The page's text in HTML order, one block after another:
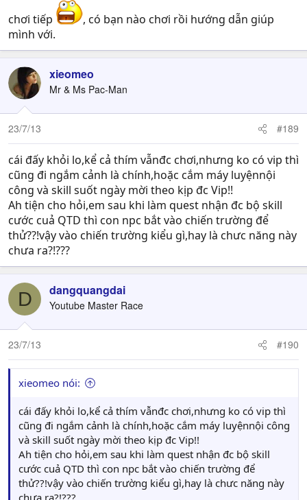
chơi tiếp
, có bạn nào chơi rồi hướng dẫn giúp
mình với.
xieomeo
Mr & Ms Pac-Man
23/7/13 #189
cái đấy khỏi lo,kể cả thím vẫnđc chơi,nhưng ko có vip thì
cũng đi ngắm cảnh là chính,hoặc cắm máy luyệnnội
công và skill suốt ngày mời theo kịp đc Vip!!
Ah tiện cho hỏi,em sau khi làm quest nhận đc bộ skill
cước cuả QTD thì con npc bắt vào chiến trường để
thử??!vậy vào chiến trường kiểu gì,hay là chưc năng này
chưa ra?!???
D dangquangdai
Youtube Master Race
23/7/13 #190
xieomeo nói:
cái đấy khỏi lo,kể cả thím vẫnđc chơi,nhưng ko có vip thì
cũng đi ngắm cảnh là chính,hoặc cắm máy luyệnnội công
và skill suốt ngày mời theo kịp đc Vip!!
Ah tiện cho hỏi,em sau khi làm quest nhận đc bộ skill
cước cuả QTD thì con npc bắt vào chiến trường để
thử??!vậy vào chiến trường kiểu gì,hay là chưc năng này
chưa ra?!???